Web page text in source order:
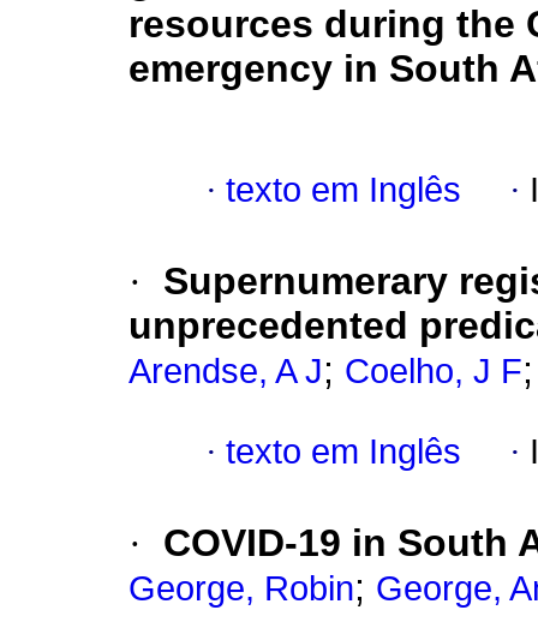
resources during the
emergency in South
· texto em Inglês ·
·
Supernumerary
unprecedented
Arendse, A J; Coelho, J F
· texto em Inglês ·
· COVID-19 in South
George, Robin; George,